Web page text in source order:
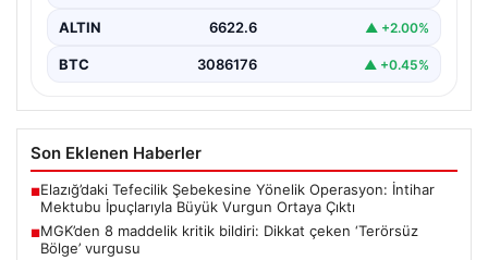
ALTIN 6622.6 ▲ +2.00%
BTC 3086176 ▲ +0.45%
Son Eklenen Haberler
■Elazığ’daki Tefecilik Şebekesine Yönelik Operasyon: İntihar
Mektubu İpuçlarıyla Büyük Vurgun Ortaya Çıktı
■MGK’den 8 maddelik kritik bildiri: Dikkat çeken ‘Terörsüz
Bölge’ vurgusu